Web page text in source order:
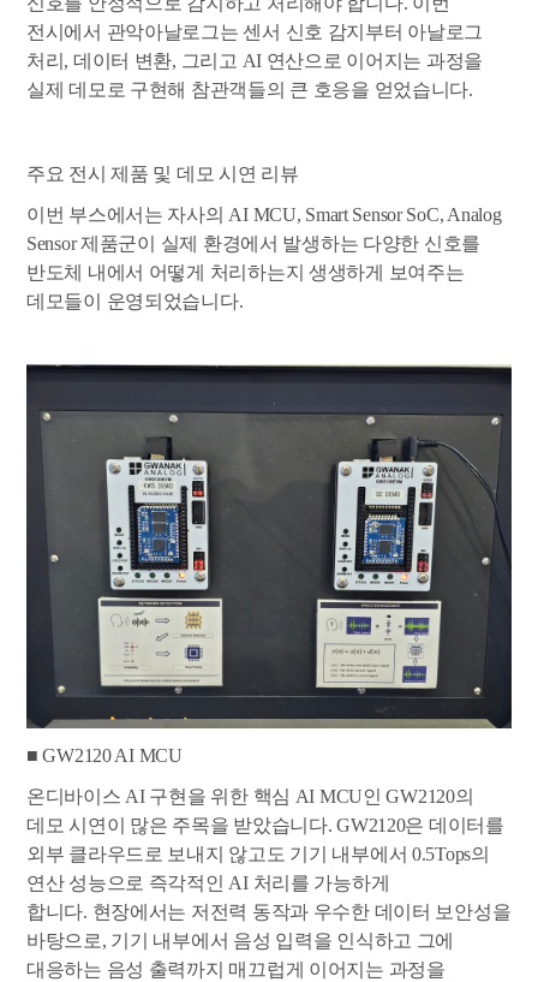
전시에서 관악아날로그는 센서 신호 감지부터 아날로그
처리, 데이터 변환, 그리고 AI 연산으로 이어지는 과정을
실제 데모로 구현해 참관객들의 큰 호응을 얻었습니다.
주요 전시 제품 및 데모 시연 리뷰
이번 부스에서는 자사의 AI MCU, Smart Sensor SoC, Analog
Sensor 제품군이 실제 환경에서 발생하는 다양한 신호를
반도체 내에서 어떻게 처리하는지 생생하게 보여주는
데모들이 운영되었습니다.
■ GW2120 AI MCU
온디바이스 AI 구현을 위한 핵심 AI MCU인 GW2120의
데모 시연이 많은 주목을 받았습니다. GW2120은 데이터를
외부 클라우드로 보내지 않고도 기기 내부에서 0.5Tops의
연산 성능으로 즉각적인 AI 처리를 가능하게
합니다. 현장에서는 저전력 동작과 우수한 데이터 보안성을
바탕으로, 기기 내부에서 음성 입력을 인식하고 그에
대응하는 음성 출력까지 매끄럽게 이어지는 과정을